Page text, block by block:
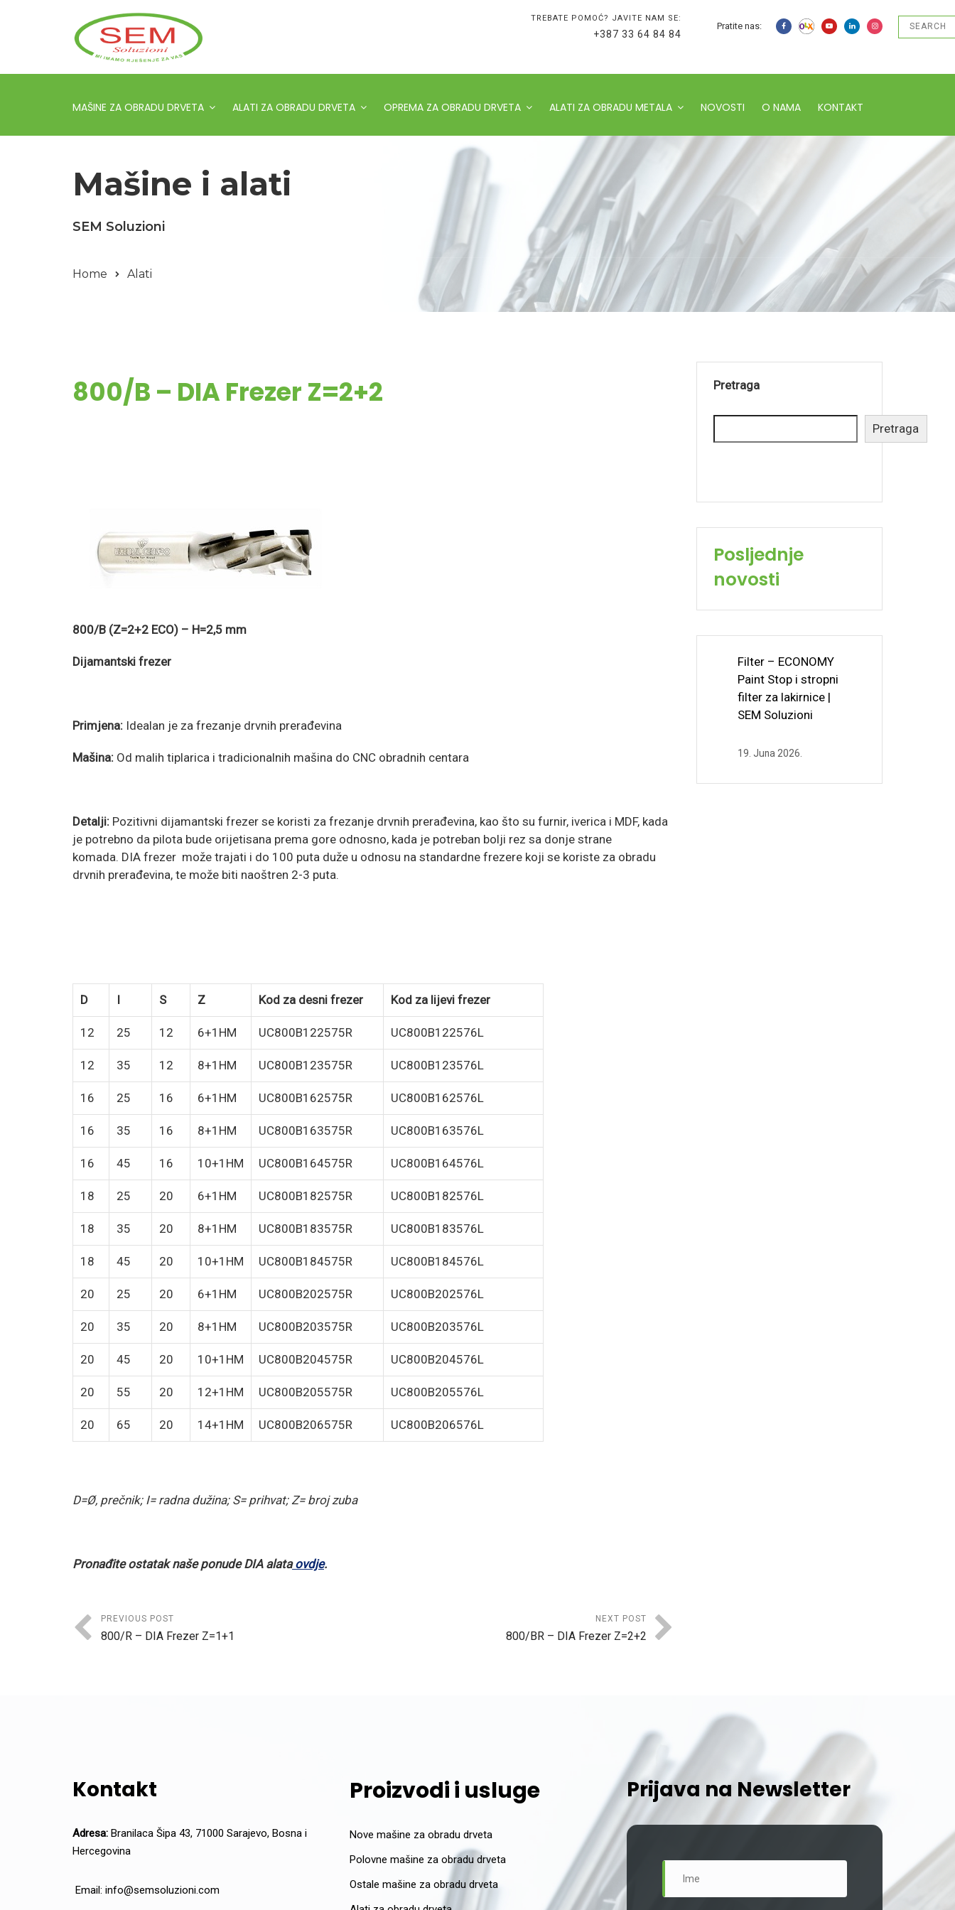
TREBATE POMOĆ? JAVITE NAM SE:
+387 33 64 84 84
Pratite nas:
MAŠINE ZA OBRADU DRVETA ALATI ZA OBRADU DRVETA OPREMA ZA OBRADU DRVETA ALATI ZA OBRADU METALA NOVOSTI O NAMA KONTAKT
Mašine i alati
SEM Soluzioni
Home Alati
800/B – DIA Frezer Z=2+2
800/B (Z=2+2 ECO) – H=2,5 mm
Dijamantski frezer
Primjena: Idealan je za frezanje drvnih prerađevina
Mašina: Od malih tiplarica i tradicionalnih mašina do CNC obradnih centara
Detalji: Pozitivni dijamantski frezer se koristi za frezanje drvnih prerađevina, kao što su furnir, iverica i MDF, kada
je potrebno da pilota bude orijetisana prema gore odnosno, kada je potreban bolji rez sa donje strane
komada. DIA frezer može trajati i do 100 puta duže u odnosu na standardne frezere koji se koriste za obradu
drvnih prerađevina, te može biti naoštren 2-3 puta.
D I S Z Kod za desni frezer Kod za lijevi frezer
12 25 12 6+1HM UC800B122575R UC800B122576L
12 35 12 8+1HM UC800B123575R UC800B123576L
16 25 16 6+1HM UC800B162575R UC800B162576L
16 35 16 8+1HM UC800B163575R UC800B163576L
16 45 16 10+1HM UC800B164575R UC800B164576L
18 25 20 6+1HM UC800B182575R UC800B182576L
18 35 20 8+1HM UC800B183575R UC800B183576L
18 45 20 10+1HM UC800B184575R UC800B184576L
20 25 20 6+1HM UC800B202575R UC800B202576L
20 35 20 8+1HM UC800B203575R UC800B203576L
20 45 20 10+1HM UC800B204575R UC800B204576L
20 55 20 12+1HM UC800B205575R UC800B205576L
20 65 20 14+1HM UC800B206575R UC800B206576L
D=Ø, prečnik; I= radna dužina; S= prihvat; Z= broj zuba
Pronađite ostatak naše ponude DIA alataovdje.
PREVIOUS POST
800/R – DIA Frezer Z=1+1
NEXT POST
800/BR – DIA Frezer Z=2+2
Pretraga
Pretraga
Posljednje
novosti
Filter – ECONOMY
Paint Stop i stropni
filter za lakirnice |
SEM Soluzioni
19. Juna 2026.
Kontakt
Adresa: Branilaca Šipa 43, 71000 Sarajevo, Bosna i
Hercegovina
Email: info@semsoluzioni.com
Proizvodi i usluge
Nove mašine za obradu drveta
Polovne mašine za obradu drveta
Ostale mašine za obradu drveta
Prijava na Newsletter